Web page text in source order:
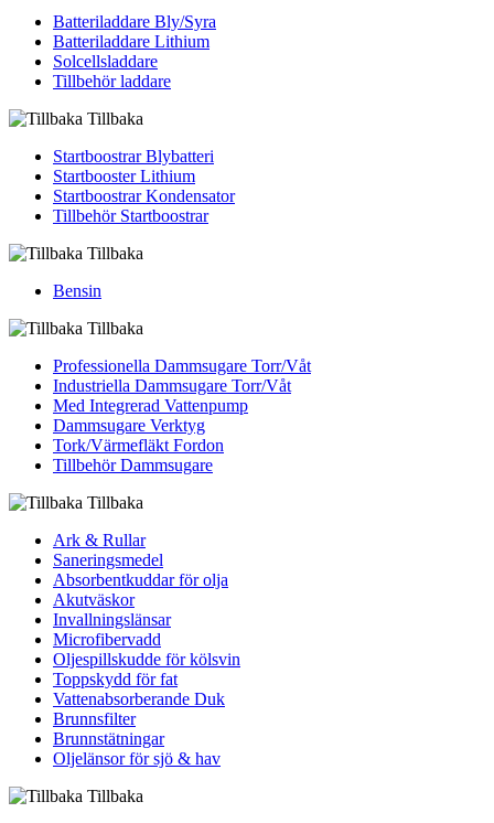
Batteriladdare Bly/Syra
Batteriladdare Lithium
Solcellsladdare
Tillbehör laddare
Tillbaka
Startboostrar Blybatteri
Startbooster Lithium
Startboostrar Kondensator
Tillbehör Startboostrar
Tillbaka
Bensin
Tillbaka
Professionella Dammsugare Torr/Våt
Industriella Dammsugare Torr/Våt
Med Integrerad Vattenpump
Dammsugare Verktyg
Tork/Värmefläkt Fordon
Tillbehör Dammsugare
Tillbaka
Ark & Rullar
Saneringsmedel
Absorbentkuddar för olja
Akutväskor
Invallningslänsar
Microfibervadd
Oljespillskudde för kölsvin
Toppskydd för fat
Vattenabsorberande Duk
Brunnsfilter
Brunnstätningar
Oljelänsor för sjö & hav
Tillbaka